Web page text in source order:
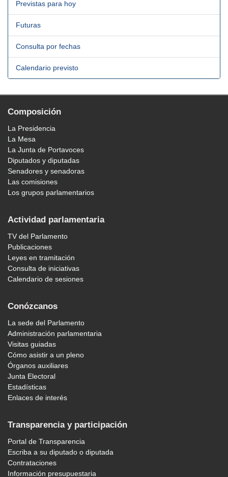
Previstas para hoy
Futuras
Consulta por fechas
Calendario previsto
Composición
La Presidencia
La Mesa
La Junta de Portavoces
Diputados y diputadas
Senadores y senadoras
Las comisiones
Los grupos parlamentarios
Actividad parlamentaria
TV del Parlamento
Publicaciones
Leyes en tramitación
Consulta de iniciativas
Calendario de sesiones
Conózcanos
La sede del Parlamento
Administración parlamentaria
Visitas guiadas
Cómo asistir a un pleno
Órganos auxiliares
Junta Electoral
Estadísticas
Enlaces de interés
Transparencia y participación
Portal de Transparencia
Escriba a su diputado o diputada
Contrataciones
Información presupuestaria